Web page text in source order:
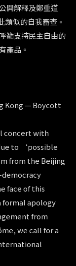
開解釋及鄭重道
類似的自我審查。
籲支持民主自由的
產品。
Kong — Boycott
concert with
to ‘possible
from the Beijing
face of this
formal apology
from
we call for a